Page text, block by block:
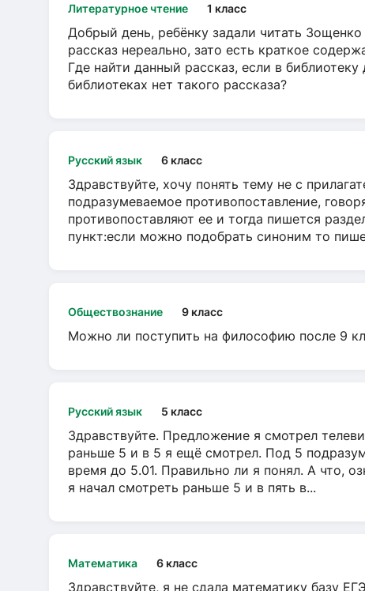
Литературное чтение 1 класс
Добрый день, ребёнку задали читать
рассказ нереально, зато есть краткое
Где найти данный рассказ, если в
библиотеках нет такого рассказа?
Русский язык 6 класс
Здравствуйте, хочу понять тему не с
подразумеваемое противопоставление,
противопоставляют ее и тогда пишется
пункт:если можно подобрать синоним то
Обществознание 9 класс
Можно ли поступить на философию после 9
Русский язык 5 класс
Здравствуйте. Предложение я смотрел
раньше 5 и в 5 я ещё смотрел. Под 5
время до 5.01. Правильно ли я понял. А что,
я начал смотреть раньше 5 и в пять в...
Математика 6 класс
Здравствуйте, я не сдала математику базу